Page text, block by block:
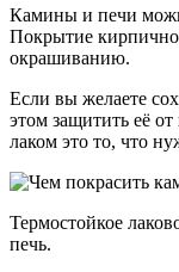
Камины и печи
Покрытие
окрашиванию.
Если вы желаете
этом защитить её
лаком это то, что
Термостойкое
печь.